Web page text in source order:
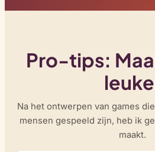
Pro-tips:
Na het ontwerpen van games
mensen gespeeld zijn, heb ik
maakt.